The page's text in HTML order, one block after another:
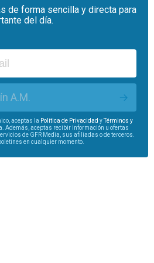
de forma sencilla y directa para
del día.
A.M.
aceptas la Política de Privacidad yTérminos y
Además, aceptas recibir información u ofertas
de GFR Media, sus afiliadas o de terceros.
en cualquier momento.